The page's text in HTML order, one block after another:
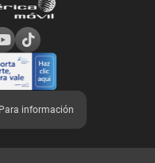
Para información